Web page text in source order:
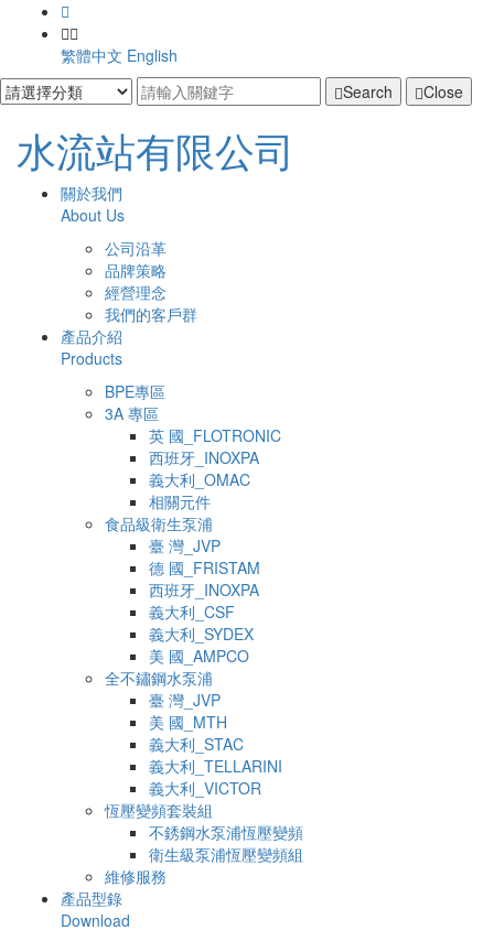
繁體中文 English
Search
Close
水流站有限公司
主
Navigation
關於我們
About Us
公司沿革
品牌策略
經營理念
我們的客戶群
產品介紹
Products
BPE專區
3A 專區
英 國_FLOTRONIC
西班牙_INOXPA
義大利_OMAC
相關元件
食品級衛生泵浦
臺 灣_JVP
德 國_FRISTAM
西班牙_INOXPA
義大利_CSF
義大利_SYDEX
美 國_AMPCO
全不鏽鋼水泵浦
臺 灣_JVP
美 國_MTH
義大利_STAC
義大利_TELLARINI
義大利_VICTOR
恆壓變頻套裝組
不銹鋼水泵浦恆壓變頻
衛生級泵浦恆壓變頻組
維修服務
產品型錄
Download